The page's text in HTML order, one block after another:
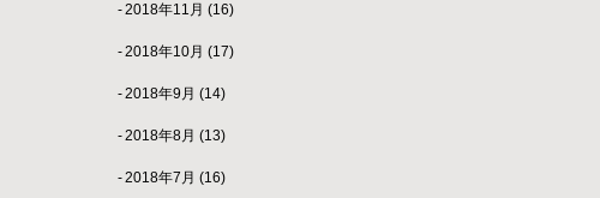
2018年11月 (16)
2018年10月 (17)
2018年9月 (14)
2018年8月 (13)
2018年7月 (16)